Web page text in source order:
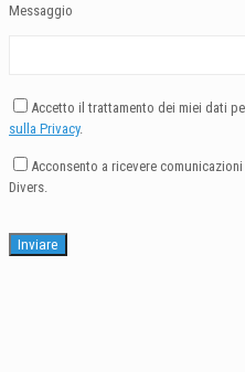
Messaggio
Accetto il trattamento dei miei dati
sulla Privacy.
Acconsento a ricevere
Divers.